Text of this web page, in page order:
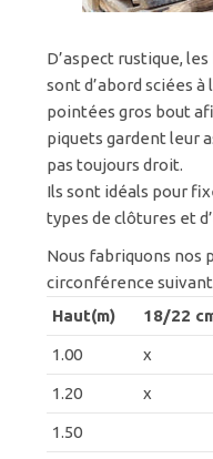
D’aspect rustique,
sont d’abord sciées
pointées gros bout
piquets gardent leur
pas toujours droit.
Ils sont idéals pour
types de clôtures et
Nous fabriquons nos
circonférence
Haut(m)
18/22
1.00 x
1.20 x
1.50